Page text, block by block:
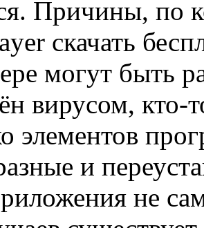
Причины, по
скачать
могут быть
вирусом, кто-
элементов
и
не